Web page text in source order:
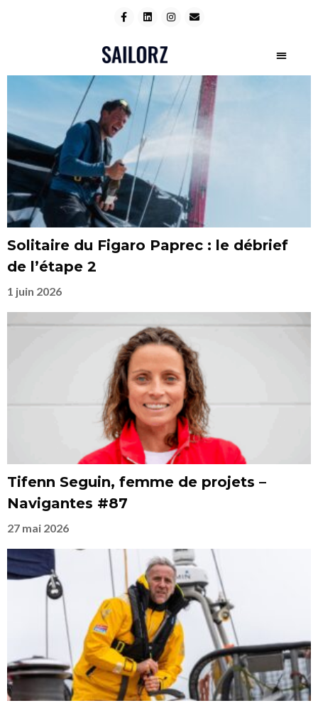
Solitaire du Figaro Paprec : le débrief
de l’étape 2
1 juin 2026
Tifenn Seguin, femme de projets –
Navigantes #87
27 mai 2026